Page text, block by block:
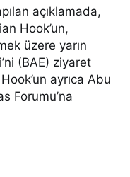
açıklamada,
Hook’un,
üzere yarın
(BAE) ziyaret
ayrıca Abu
Forumu’na